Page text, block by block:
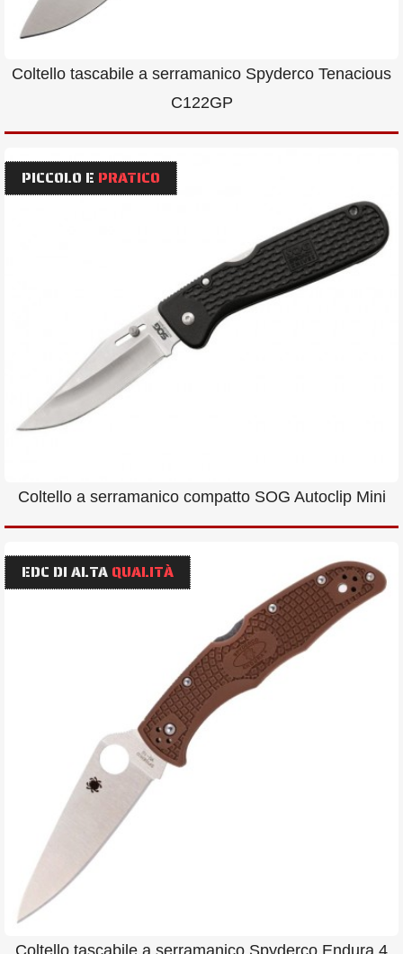
Coltello tascabile a serramanico Spyderco Tenacious
C122GP
PICCOLO E PRATICO
Coltello a serramanico compatto SOG Autoclip Mini
EDC DI ALTA QUALITÀ